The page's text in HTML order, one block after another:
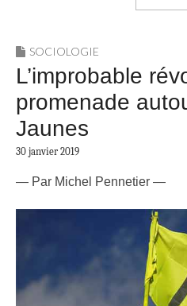
SOCIOLOGIE
L’improbable
promenade
Jaunes
30 janvier 2019
— Par Michel Pennetier —